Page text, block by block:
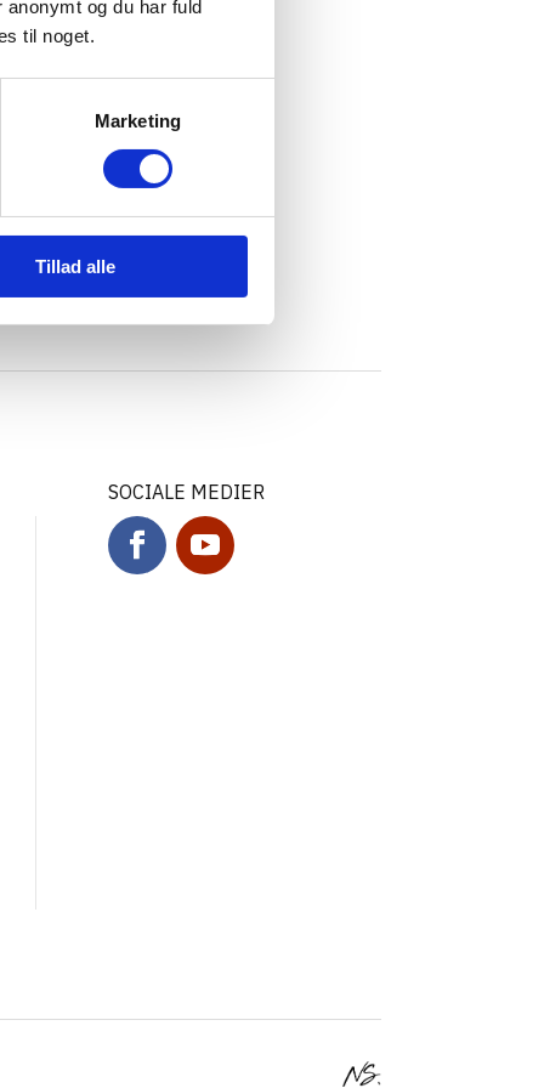
og du har fuld
til noget.
Marketing
Tillad alle
SOCIALE MEDIER